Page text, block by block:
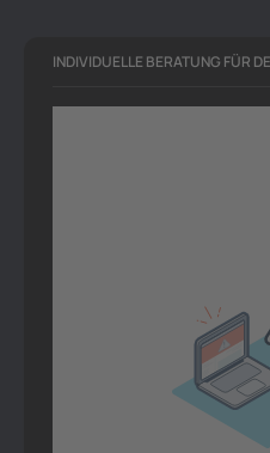
INDIVIDUELLE BERATUNG FÜR